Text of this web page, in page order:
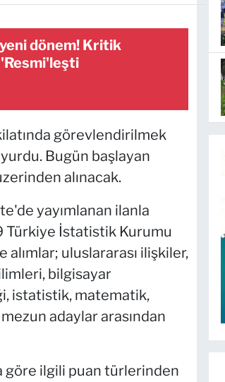
yeni dönem! Kritik
görevlendirilmek
Bugün başlayan
alınacak.
yayımlanan ilanla
Türkiye İstatistik Kurumu
alımlar; uluslararası ilişkiler,
bilgisayar
istatistik, matematik,
adaylar arasından
göre ilgili puan türlerinden